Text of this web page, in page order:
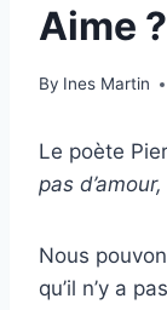
Aime ?
By Ines Martin
Le poète
pas
Nous
qu’il n’y a